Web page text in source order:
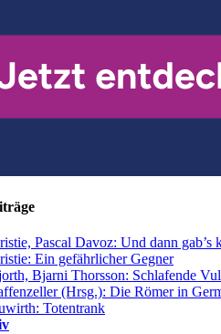
Pascal Davoz: Und dann gab’s
Ein gefährlicher Gegner
Bjarni Thorsson: Schlafende
(Hrsg.): Die Römer in
Totentrank